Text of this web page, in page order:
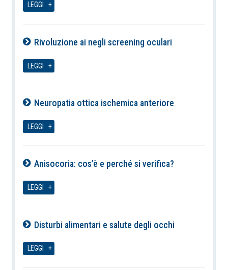
LEGGI
Rivoluzione ai negli screening oculari
LEGGI
Neuropatia ottica ischemica anteriore
LEGGI
Anisocoria: cos’è e perché si verifica?
LEGGI
Disturbi alimentari e salute degli occhi
LEGGI